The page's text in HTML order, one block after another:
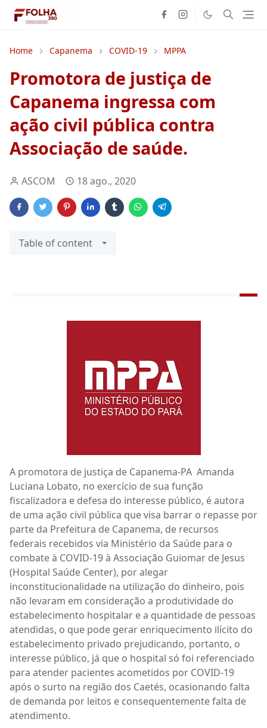
Home Capanema COVID-19 MPPA
Promotora de justiça de
Capanema ingressa com
ação civil pública contra
Associação de saúde.
ASCOM 18 ago., 2020
Table of content
A promotora de justiça de Capanema-PA Amanda
Luciana Lobato, no exercício de sua função
fiscalizadora e defesa do interesse público, é autora
de uma ação civil pública que visa barrar o repasse por
parte da Prefeitura de Capanema, de recursos
federais recebidos via Ministério da Saúde para o
combate à COVID-19 à Associação Guiomar de Jesus
(Hospital Saúde Center), por alegar
inconstitucionalidade na utilização do dinheiro, pois
não levaram em consideração a produtividade do
estabelecimento hospitalar e a quantidade de pessoas
atendidas, o que pode gerar enriquecimento ilícito do
estabelecimento privado prejudicando, portanto, o
interesse público, já que o hospital só foi referenciado
para atender pacientes acometidos por COVID-19
após o surto na região dos Caetés, ocasionando falta
de demanda por leitos e consequentemente falta de
atendimento.